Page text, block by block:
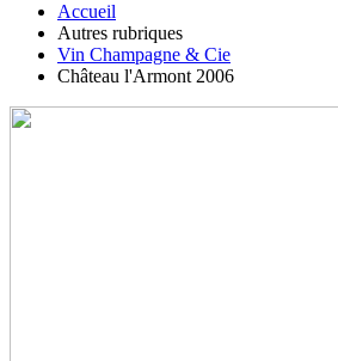
Accueil
Autres rubriques
Vin Champagne & Cie
Château l'Armont 2006